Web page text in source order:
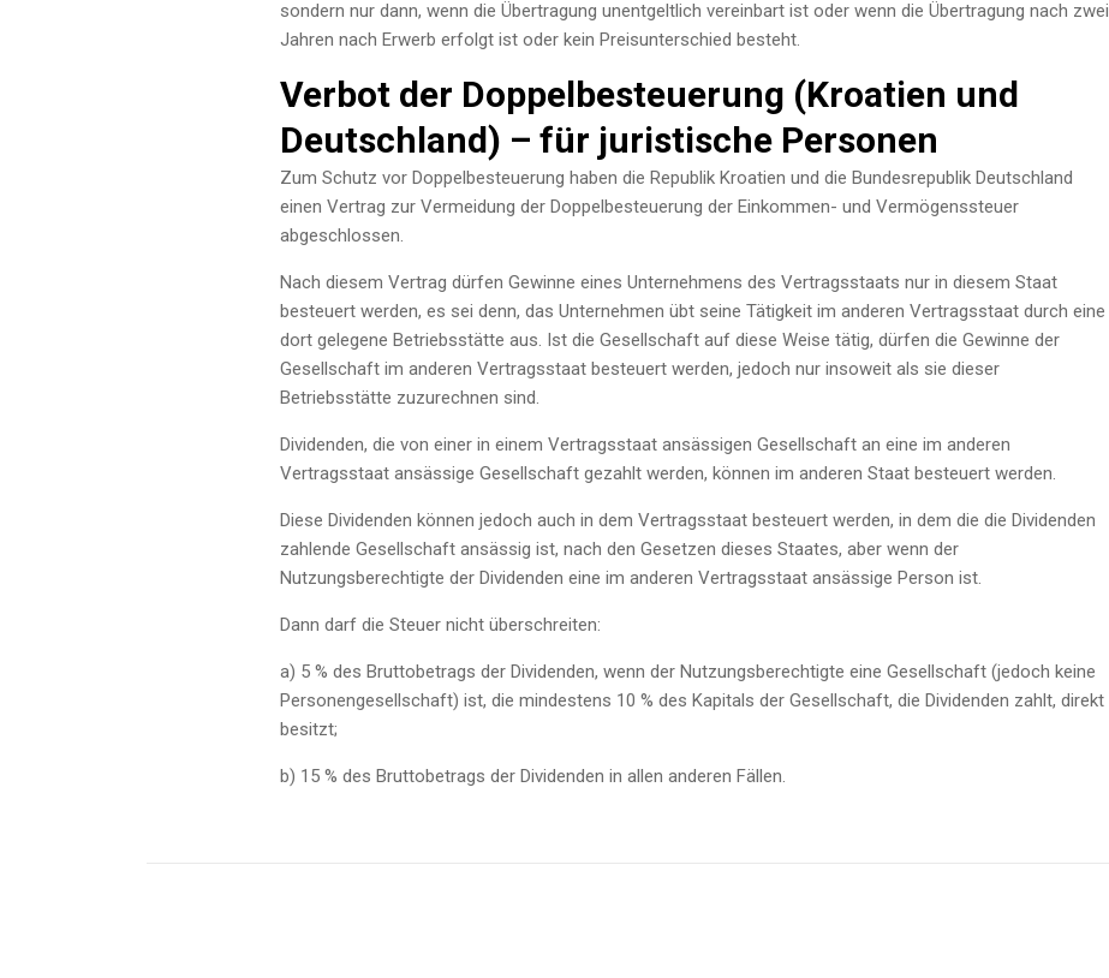
sondern nur dann, wenn die Übertragung unentgeltlich vereinbart ist oder wenn die Übertragung nach zwei
Jahren nach Erwerb erfolgt ist oder kein Preisunterschied besteht.
Verbot der Doppelbesteuerung (Kroatien und
Deutschland) – für juristische Personen
Zum Schutz vor Doppelbesteuerung haben die Republik Kroatien und die Bundesrepublik Deutschland
einen Vertrag zur Vermeidung der Doppelbesteuerung der Einkommen- und Vermögenssteuer
abgeschlossen.
Nach diesem Vertrag dürfen Gewinne eines Unternehmens des Vertragsstaats nur in diesem Staat
besteuert werden, es sei denn, das Unternehmen übt seine Tätigkeit im anderen Vertragsstaat durch eine
dort gelegene Betriebsstätte aus. Ist die Gesellschaft auf diese Weise tätig, dürfen die Gewinne der
Gesellschaft im anderen Vertragsstaat besteuert werden, jedoch nur insoweit als sie dieser
Betriebsstätte zuzurechnen sind.
Dividenden, die von einer in einem Vertragsstaat ansässigen Gesellschaft an eine im anderen
Vertragsstaat ansässige Gesellschaft gezahlt werden, können im anderen Staat besteuert werden.
Diese Dividenden können jedoch auch in dem Vertragsstaat besteuert werden, in dem die die Dividenden
zahlende Gesellschaft ansässig ist, nach den Gesetzen dieses Staates, aber wenn der
Nutzungsberechtigte der Dividenden eine im anderen Vertragsstaat ansässige Person ist.
Dann darf die Steuer nicht überschreiten:
a) 5 % des Bruttobetrags der Dividenden, wenn der Nutzungsberechtigte eine Gesellschaft (jedoch keine
Personengesellschaft) ist, die mindestens 10 % des Kapitals der Gesellschaft, die Dividenden zahlt, direkt
besitzt;
b) 15 % des Bruttobetrags der Dividenden in allen anderen Fällen.